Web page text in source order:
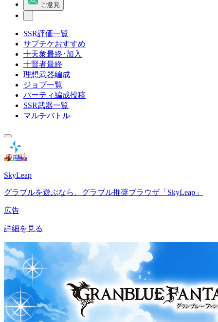
ご意見
SSR評価一覧
サプチケおすすめ
十天衆最終･加入
十賢者最終
理想武器編成
ジョブ一覧
パーティ編成投稿
SSR武器一覧
マルチバトル
SkyLeap
グラブルを遊ぶなら、グラブル推奨ブラウザ「SkyLeap」
広告
詳細を見る